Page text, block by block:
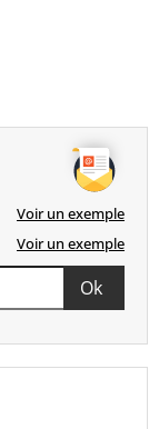
Voir un exemple
Voir un exemple